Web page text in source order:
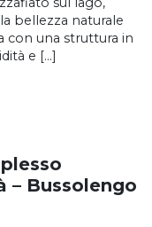
bellezza naturale
con una struttura in
e […]
– Bussolengo